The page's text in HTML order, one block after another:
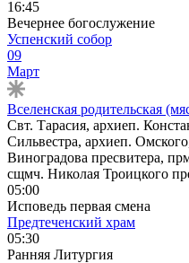
16:45
Вечернее богослужение
Успенский собор
09
Март
Вселенская родительская
Свт. Тарасия, архиеп.
Сильвестра, архиеп.
Виноградова пресвитера,
сщмч. Николая Троицкого
05:00
Исповедь первая смена
Предтеченский храм
05:30
Ранняя Литургия